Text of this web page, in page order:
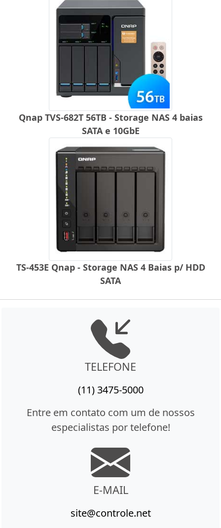
Qnap TVS-682T 56TB - Storage NAS 4 baias
SATA e 10GbE
TS-453E Qnap - Storage NAS 4 Baias p/ HDD
SATA
TELEFONE
(11) 3475-5000
Entre em contato com um de nossos
especialistas por telefone!
E-MAIL
site@controle.net